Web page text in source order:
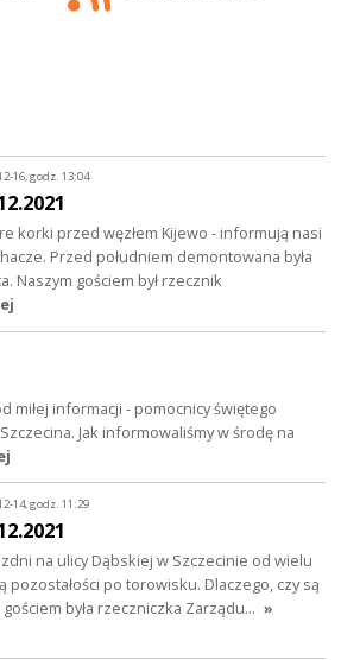
16, godz. 13:04
korki przed węzłem Kijewo - informują nasi
Przed południem demontowana była
Naszym gościem był rzecznik
miłej informacji - pomocnicy świętego
Jak informowaliśmy w środę na
14, godz. 11:29
na ulicy Dąbskiej w Szczecinie od wielu
pozostałości po torowisku. Dlaczego, czy są
była rzeczniczka Zarządu… »